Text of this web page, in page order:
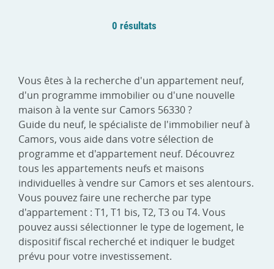
0 résultats
Vous êtes à la recherche d'un appartement neuf,
d'un programme immobilier ou d'une nouvelle
maison à la vente sur Camors 56330 ?
Guide du neuf, le spécialiste de l'immobilier neuf à
Camors, vous aide dans votre sélection de
programme et d'appartement neuf. Découvrez
tous les appartements neufs et maisons
individuelles à vendre sur Camors et ses alentours.
Vous pouvez faire une recherche par type
d'appartement : T1, T1 bis, T2, T3 ou T4. Vous
pouvez aussi sélectionner le type de logement, le
dispositif fiscal recherché et indiquer le budget
prévu pour votre investissement.